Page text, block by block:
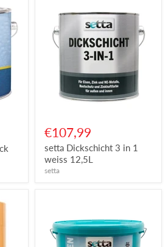
€107,99
setta Dickschicht 3 in 1
weiss 12,5L
setta